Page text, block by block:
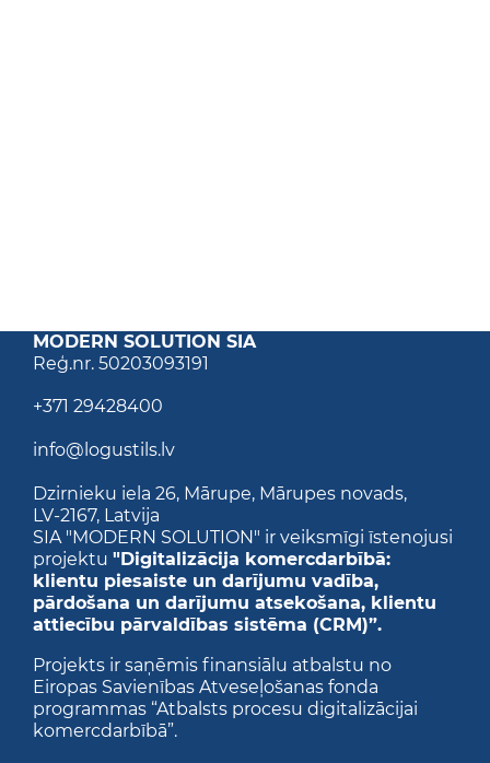
MODERN SOLUTION SIA
Reģ.nr. 50203093191
+371 29428400
info@logustils.lv
Dzirnieku iela 26, Mārupe, Mārupes novads,
LV-2167,Latvija
SIA "MODERN SOLUTION" ir veiksmīgi īstenojusi
projektu "Digitalizācija komercdarbībā:
klientu piesaiste un darījumu vadība,
pārdošana un darījumu atsekošana, klientu
attiecību pārvaldības sistēma (CRM)”.
Projekts ir saņēmis finansiālu atbalstu no
Eiropas Savienības Atveseļošanas fonda
programmas “Atbalsts procesu digitalizācijai
komercdarbībā”.